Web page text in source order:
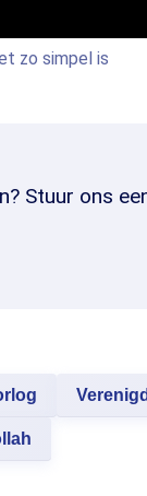
zo simpel is
Stuur ons